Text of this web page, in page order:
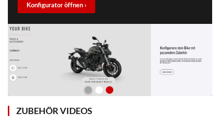
Konfigurator öffnen ›
ZUBEHÖR VIDEOS